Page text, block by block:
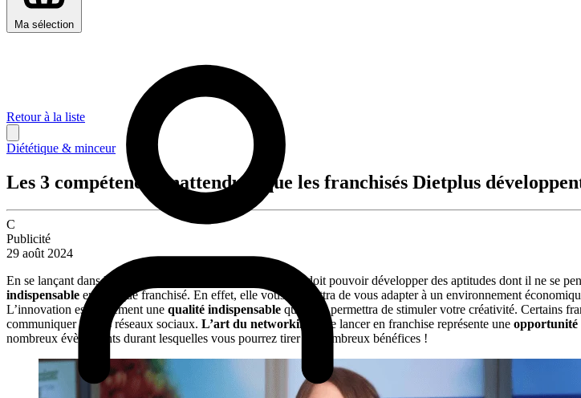
Ma sélection
Retour à la liste
Diététique & minceur
Les 3 compétences inattendues que les franchisés Dietplus
C
Publicité
29 août 2024
En se lançant dans le monde de la franchise, l’entrepreneur doit pouvoir développer des aptitudes dont il ne se
indispensable en tant que franchisé. En effet, elle vous permettra de vous adapter à un environnement
L’innovation est également une qualité indispensable qui vous permettra de stimuler votre créativité. Certains
communiquer sur les réseaux sociaux. L’art du networking : Se lancer en franchise représente une opportunité
nombreux évènements durant lesquelles vous pourrez tirer de nombreux bénéfices !